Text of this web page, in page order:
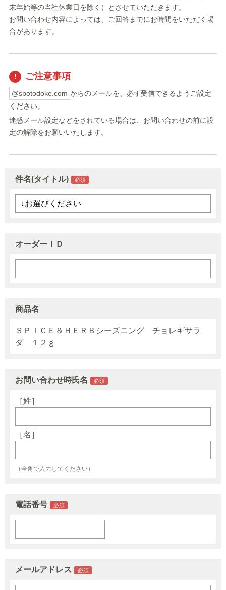
末年始等の当社休業日を除く）とさせていただきます。
お問い合わせ内容によっては、ご回答までにお時間をいただく場
合があります。
ご注意事項
@sbotodoke.com からのメールを、必ず受信できるようご設定
ください。
迷惑メール設定などをされている場合は、お問い合わせの前に設
定の解除をお願いいたします。
件名(タイトル)
オーダーＩＤ
商品名
ＳＰＩＣＥ＆ＨＥＲＢシーズニング チョレギサラ
ダ １２ｇ
お問い合わせ時氏名
［姓］
［名］
（全角で入力してください）
電話番号
メールアドレス